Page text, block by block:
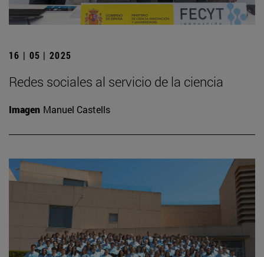
16 | 05 | 2025
Redes sociales al servicio de la ciencia
Imagen Manuel Castells